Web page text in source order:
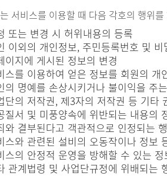
서비스를 이용할 때 다음 각호의 행위
또는 변경 시 허위내용의 등록
이외의 개인정보, 주민등록번호 및 비
지에 게시된 정보의 변경
를 이용하여 얻은 정보를 회원의 개
명예를 손상시키거나 불이익을 주
의 저작권, 제3자의 저작권 등 기타
서 및 미풍양속에 위반되는 내용의
결부된다고 객관적으로 인정되는
와 관련된 설비의 오동작이나 정보
의 안정적 운영을 방해할 수 있는
관계법령 및 사업단규정에 위배되는